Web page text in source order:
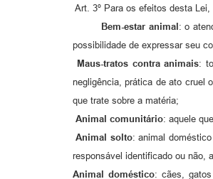
Art. 3º Para os efeitos desta Lei,
Bem-estar animal: o
possibilidade de expressar seu
Maus-tratos contra animais:
negligência, prática de ato cruel
que trate sobre a matéria;
Animal comunitário: aquele
Animal solto: animal
responsável identificado ou não,
Animal doméstico: cães, gatos